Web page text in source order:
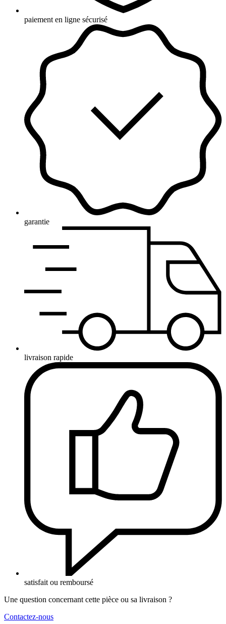
paiement en ligne sécurisé
garantie
livraison rapide
satisfait ou remboursé
Une question concernant cette pièce ou sa livraison ?
Contactez-nous